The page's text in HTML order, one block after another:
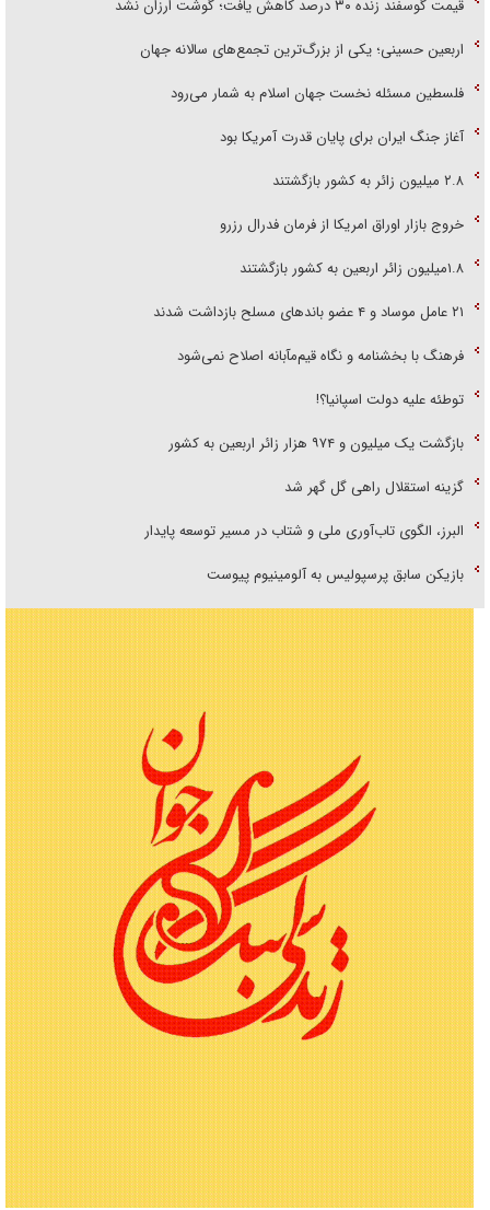
قیمت گوسفند زنده ۳۰ درصد کاهش یافت؛ گوشت ارزان نشد
اربعین حسینی؛ یکی از بزرگ‌ترین تجمع‌های سالانه جهان
فلسطین مسئله نخست جهان اسلام به شمار می‌رود
آغاز جنگ ایران برای پایان قدرت آمریکا بود
۲.۸ میلیون زائر به کشور بازگشتند
خروج بازار اوراق امریکا از فرمان فدرال رزرو
۱.۸میلیون زائر اربعین به کشور بازگشتند
۲۱ عامل موساد و ۴ عضو باند‌های مسلح بازداشت شدند
فرهنگ با بخشنامه و نگاه قیم‌مآبانه اصلاح نمی‌شود
توطئه علیه دولت اسپانیا؟!
بازگشت یک میلیون و ۹۷۴ هزار زائر اربعین به کشور
گزینه استقلال راهی گل گهر شد
البرز، الگوی تاب‌آوری ملی و شتاب در مسیر توسعه پایدار
بازیکن سابق پرسپولیس به آلومینیوم پیوست